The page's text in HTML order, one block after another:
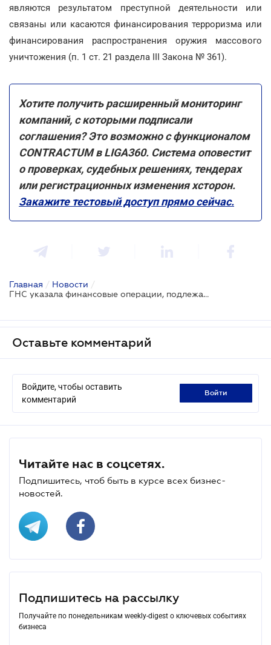
являются результатом преступной деятельности или
связаны или касаются финансирования терроризма или
финансирования распространения оружия массового
уничтожения (п. 1 ст. 21 раздела ІІІ Закона № 361).
Хотите получить расширенный мониторинг
компаний, с которыми подписали
соглашения? Это возможно с функционалом
CONTRACTUM в LIGA360. Система оповестит
о проверках, судебных решениях, тендерах
или регистрационных изменения хсторон.
Закажите тестовый доступ прямо сейчас.
Главная / Новости /
ГНС указала финансовые операции, подлежащие финансовому мониторингу
Оставьте комментарий
Войдите, чтобы оставить
комментарий
войти
Читайте нас в соцсетях.
Подпишитесь, чтоб быть в курсе всех бизнес-
новостей.
Подпишитесь на рассылку
Получайте по понедельникам weekly-digest о ключевых событиях
бизнеса